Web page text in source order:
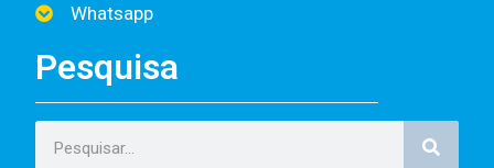
Whatsapp
Pesquisa